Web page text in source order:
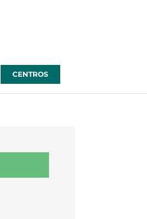
CENTROS